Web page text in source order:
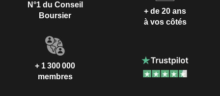
N°1 du Conseil
Boursier
+ de 20 ans
à vos côtés
+ 1 300 000
membres